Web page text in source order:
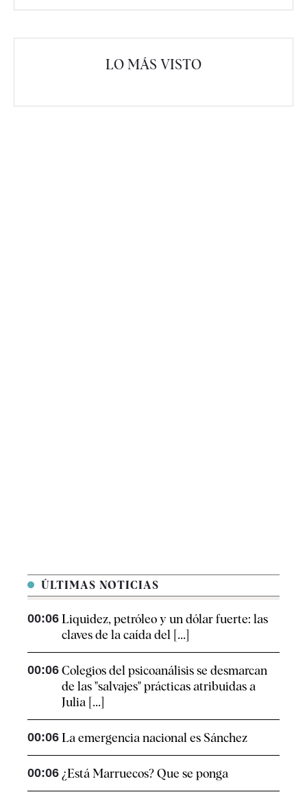
LO MÁS VISTO
ÚLTIMAS NOTICIAS
00:06 Liquidez, petróleo y un dólar fuerte: las
claves de la caída del [...]
00:06 Colegios del psicoanálisis se desmarcan
de las "salvajes" prácticas atribuidas a
Julia [...]
00:06 La emergencia nacional es Sánchez
00:06 ¿Está Marruecos? Que se ponga